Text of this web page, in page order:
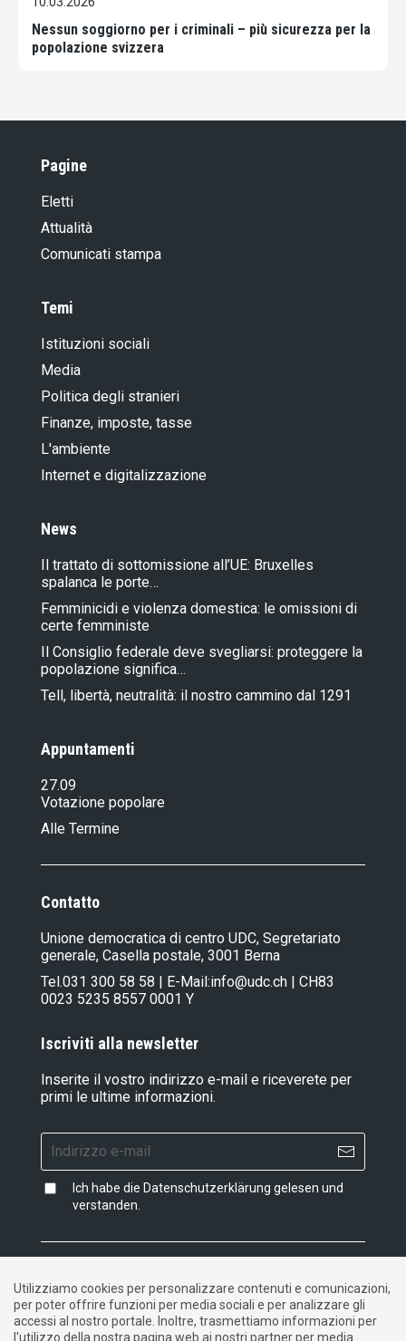
Nessun soggiorno per i criminali – più sicurezza per la
popolazione svizzera
Pagine
Eletti
Attualità
Comunicati stampa
Temi
Istituzioni sociali
Media
Politica degli stranieri
Finanze, imposte, tasse
L'ambiente
Internet e digitalizzazione
News
Il trattato di sottomissione all’UE: Bruxelles
spalanca le porte…
Femminicidi e violenza domestica: le omissioni di
certe femministe
Il Consiglio federale deve svegliarsi: proteggere la
popolazione significa…
Tell, libertà, neutralità: il nostro cammino dal 1291
Appuntamenti
27.09
Votazione popolare
Alle Termine
Contatto
Unione democratica di centro UDC, Segretariato
generale, Casella postale, 3001 Berna
Tel.031 300 58 58 | E-Mail:info@udc.ch | CH83
0023 5235 8557 0001 Y
Iscriviti alla newsletter
Inserite il vostro indirizzo e-mail e riceverete per
primi le ultime informazioni.
Ich habe die Datenschutzerklärung gelesen und
verstanden.
Contatto
Utilizziamo cookies per personalizzare contenuti e comunicazioni,
per poter offrire funzioni per media sociali e per analizzare gli
accessi al nostro portale. Inoltre, trasmettiamo informazioni per
l'utilizzo della nostra pagina web ai nostri partner per media